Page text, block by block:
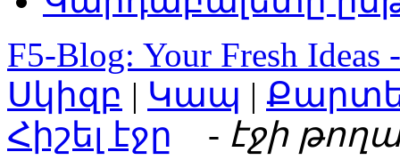
F5-Blog: Your Fresh Ideas
Սկիզբ | Կապ |
Հիշել էջը
- էջի